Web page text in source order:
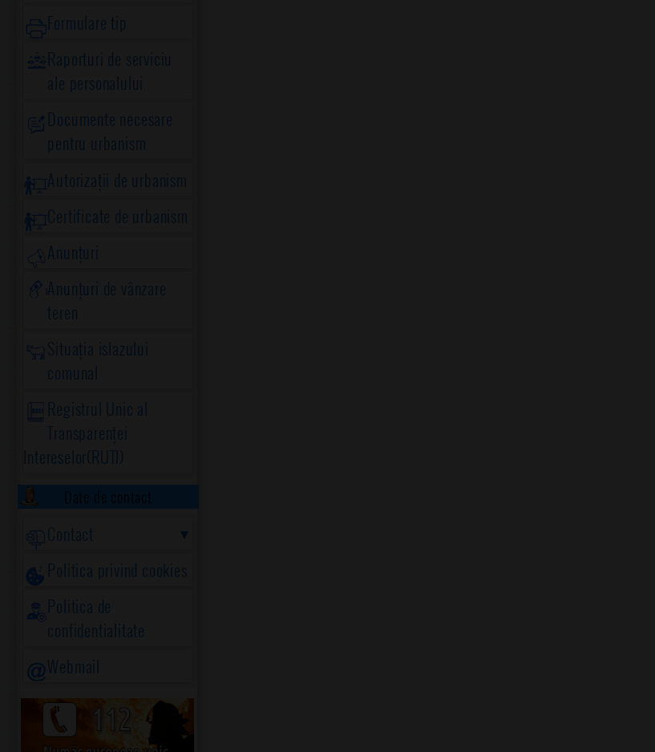
Formulare tip
Raporturi de serviciu
ale personalului
Documente necesare
pentru urbanism
Autorizații de urbanism
Certificate de urbanism
Anunțuri
Anunțuri de vânzare
teren
Situația islazului
comunal
Registrul Unic al
Transparenței
Intereselor(RUTI)
Date de contact
Contact
Politica privind cookies
Politica de
confidentialitate
Webmail